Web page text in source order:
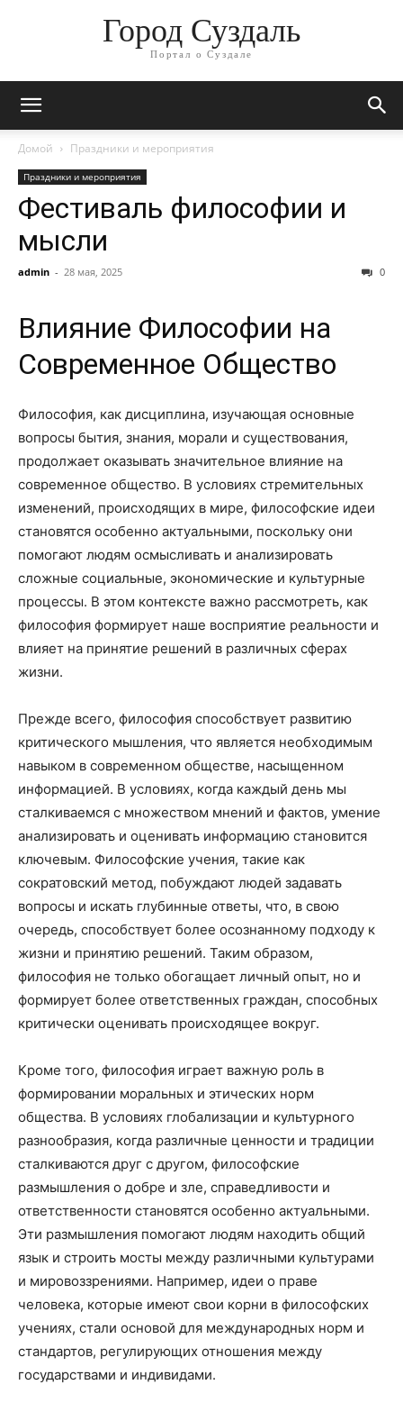
Город Суздаль
Портал о Суздале
Домой Праздники и мероприятия
Праздники и мероприятия
Фестиваль философии и
мысли
admin - 28 мая, 2025 0
Влияние Философии на
Современное Общество
Философия, как дисциплина, изучающая основные
вопросы бытия, знания, морали и существования,
продолжает оказывать значительное влияние на
современное общество. В условиях стремительных
изменений, происходящих в мире, философские идеи
становятся особенно актуальными, поскольку они
помогают людям осмысливать и анализировать
сложные социальные, экономические и культурные
процессы. В этом контексте важно рассмотреть, как
философия формирует наше восприятие реальности и
влияет на принятие решений в различных сферах
жизни.
Прежде всего, философия способствует развитию
критического мышления, что является необходимым
навыком в современном обществе, насыщенном
информацией. В условиях, когда каждый день мы
сталкиваемся с множеством мнений и фактов, умение
анализировать и оценивать информацию становится
ключевым. Философские учения, такие как
сократовский метод, побуждают людей задавать
вопросы и искать глубинные ответы, что, в свою
очередь, способствует более осознанному подходу к
жизни и принятию решений. Таким образом,
философия не только обогащает личный опыт, но и
формирует более ответственных граждан, способных
критически оценивать происходящее вокруг.
Кроме того, философия играет важную роль в
формировании моральных и этических норм
общества. В условиях глобализации и культурного
разнообразия, когда различные ценности и традиции
сталкиваются друг с другом, философские
размышления о добре и зле, справедливости и
ответственности становятся особенно актуальными.
Эти размышления помогают людям находить общий
язык и строить мосты между различными культурами
и мировоззрениями. Например, идеи о праве
человека, которые имеют свои корни в философских
учениях, стали основой для международных норм и
стандартов, регулирующих отношения между
государствами и индивидами.